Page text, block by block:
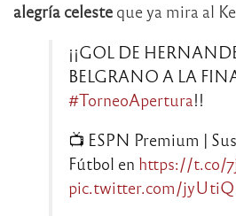
alegría celeste que ya mira al
¡¡GOL DE
BELGRANO A LA
#TorneoApertura!!
📺 ESPN Premium |
Fútbol en https://t.co/
pic.twitter.com/